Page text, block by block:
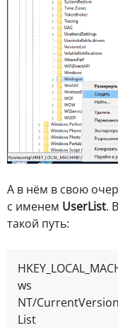
А в нём в свою
с именем UserList.
такой путь:
ws
NT/
List